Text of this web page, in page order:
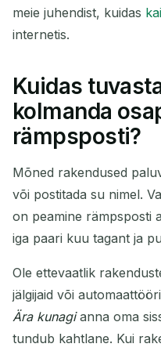
meie juhendist, kuidas
internetis.
Kuidas
kolmanda
rämpsposti?
Mõned rakendused
või postitada su nimel.
on peamine rämpsposti
iga paari kuu tagant ja
Ole ettevaatlik
jälgijaid või
Ära kunagianna oma
tundub kahtlane. Kui